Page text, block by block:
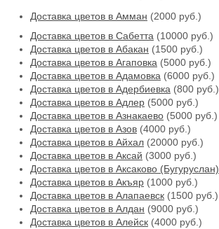
Доставка цветов в Амман (2000 руб.)
Доставка цветов в Cабетта (10000 руб.)
Доставка цветов в Абакан (1500 руб.)
Доставка цветов в Агаповка (5000 руб.)
Доставка цветов в Адамовка (6000 руб.)
Доставка цветов в Адербиевка (800 руб.)
Доставка цветов в Адлер (5000 руб.)
Доставка цветов в Азнакаево (5000 руб.)
Доставка цветов в Азов (4000 руб.)
Доставка цветов в Айхал (20000 руб.)
Доставка цветов в Аксай (3000 руб.)
Доставка цветов в Аксаково (Бугуруслан)
Доставка цветов в Акъяр (1000 руб.)
Доставка цветов в Алапаевск (1500 руб.)
Доставка цветов в Алдан (9000 руб.)
Доставка цветов в Алейск (4000 руб.)